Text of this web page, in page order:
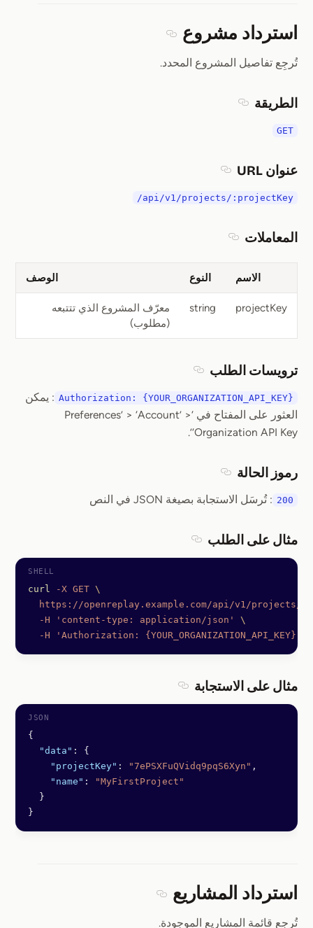
استرداد مشروع
تُرجِع تفاصيل المشروع المحدد.
الطريقة
GET
عنوان URL
/api/v1/projects/:projectKey
المعاملات
الاسم النوع الوصف
projectKey
string
معرّف المشروع الذي تتتبعه
(مطلوب)
ترويسات الطلب
Authorization: {YOUR_ORGANIZATION_API_KEY} : يمكن
العثور على المفتاح في ‘Preferences’ > ‘Account’ >
‘Organization API Key’.
رموز الحالة
200 : تُرسَل الاستجابة بصيغة JSON في النص
مثال على الطلب
curl -X GET \
https://openreplay.example.com/api/v1/projects/
  -H
'content-type: application/json'
\
  -H
'Authorization: {YOUR_ORGANIZATION_API_KEY}'
مثال على الاستجابة
{
  "data"
: {
    "projectKey"
: "7ePSXFuQVidq9pqS6Xyn" ,
    "name"
:
"MyFirstProject"
  }
}
استرداد المشاريع
تُرجِع قائمة المشاريع الموجودة.